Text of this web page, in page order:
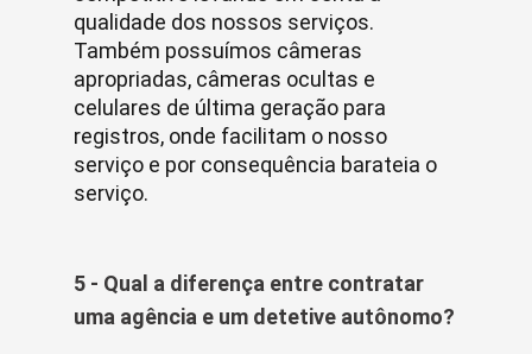
qualidade dos nossos serviços.
Também possuímos câmeras
apropriadas, câmeras ocultas e
celulares de última geração para
registros, onde facilitam o nosso
serviço e por consequência barateia o
serviço.
5 - Qual a diferença entre contratar
uma agência e um detetive autônomo?